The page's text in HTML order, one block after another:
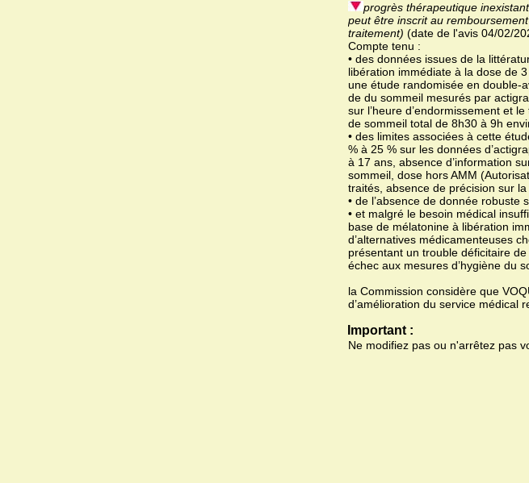
progrès thérapeutique
peut être inscrit au
traitement) (date de l'avis 04/02/
Compte tenu :
• des données issues de la
libération immédiate à la dose de
une étude randomisée en double-
de du sommeil mesurés par
sur l’heure d’endormissement et
de sommeil total de 8h30 à 9h
• des limites associées à cette
% à 25 % sur les données
à 17 ans, absence d’information
sommeil, dose hors AMM
traités, absence de précision sur
• de l’absence de donnée
• et malgré le besoin médical
base de mélatonine à libération
d’alternatives médicamenteuses
présentant un trouble déficitaire
échec aux mesures d’hygiène du
la Commission considère que
d’amélioration du service médical
Important :
Ne modifiez pas ou n'arrêtez pas